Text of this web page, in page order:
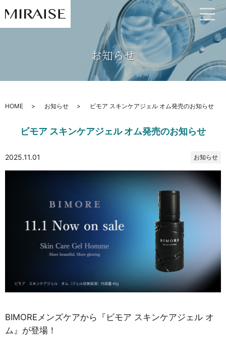
お知らせ
HOME お知らせ ビモア スキンケアジェル オム発売のお知らせ
ビモア スキンケアジェル オム発売のお知らせ
2025.11.01 お知らせ
BIMOREメンズケアから『ビモア スキンケアジェル オ
ム』が登場！